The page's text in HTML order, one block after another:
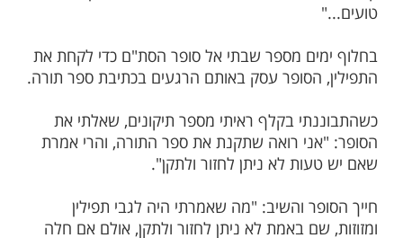
ולפתע שמעתי אותו נאנח. "חייב אני לגנוז
אמר.
"הכתב נראה מצוין".
הסופר, "אך יש טעות באחת המילים" השיב.
תתקן ותמשיך" הצעתי.
מזוזה או תפילין אם נמצאה טעות באחת
אפשרות לתקן ולהמשיך, חייבים לגנוז, ההלכה
צריכה להיות כסדרה, לא ניתן לחזור אם